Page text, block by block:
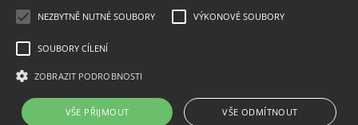
Textový obsah je zveřejněn pod licencíCreative Commons BY
uvedeny u těchto materiálů.
Powered by
NEZBYTNĚ NUTNÉ SOUBORY VÝKONOVÉ SOUBORY
SOUBORY CÍLENÍ
ZOBRAZIT PODROBNOSTI
VŠE PŘIJMOUT VŠE ODMÍTNOUT